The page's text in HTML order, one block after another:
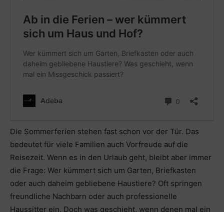
Die Sommerferien stehen fast schon vor der Tür. Das
bedeutet für viele Familien auch Vorfreude auf die
Reisezeit. Wenn es in den Urlaub geht, bleibt aber immer
die Frage: Wer kümmert sich um Garten, Briefkasten
oder auch daheim gebliebene Haustiere? Oft springen
freundliche Nachbarn oder auch professionelle
Haussitter ein. Doch was geschieht, wenn denen mal ein